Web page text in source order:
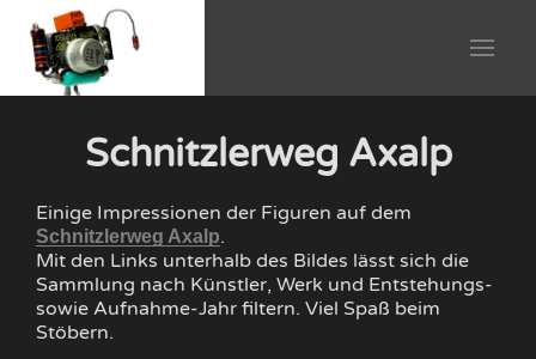
Schnitzlerweg Axalp
Einige Impressionen der Figuren auf dem
Schnitzlerweg Axalp.
Mit den Links unterhalb des Bildes lässt sich die
Sammlung nach Künstler, Werk und Entstehungs-
sowie Aufnahme-Jahr filtern. Viel Spaß beim
Stöbern.